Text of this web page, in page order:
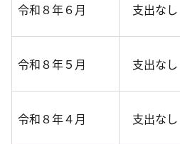
令和８年６月 支出なし
令和８年５月 支出なし
令和８年４月 支出なし